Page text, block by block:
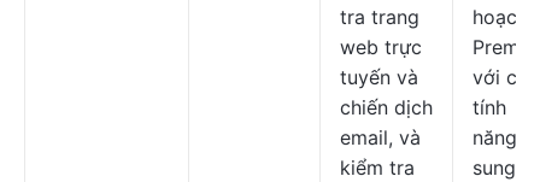
tra trang
web trực
tuyến và
chiến dịch
email, và
kiểm tra
hoạch
với các
tính
năng
sung;